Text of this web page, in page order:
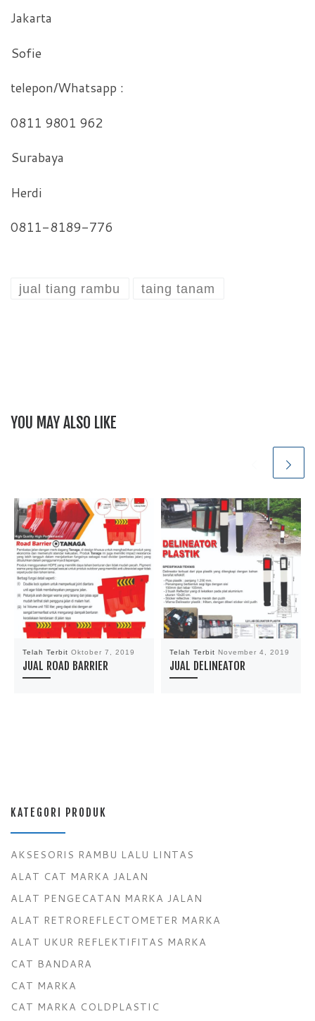
Jakarta
Sofie
telepon/Whatsapp :
0811 9801 962
Surabaya
Herdi
0811-8189-776
jual tiang rambu taing tanam
YOU MAY ALSO LIKE
Telah Terbit Oktober 7, 2019
JUAL ROAD BARRIER
Telah Terbit November 4, 2019
JUAL DELINEATOR
KATEGORI PRODUK
AKSESORIS RAMBU LALU LINTAS
ALAT CAT MARKA JALAN
ALAT PENGECATAN MARKA JALAN
ALAT RETROREFLECTOMETER MARKA
ALAT UKUR REFLEKTIFITAS MARKA
CAT BANDARA
CAT MARKA
CAT MARKA COLDPLASTIC